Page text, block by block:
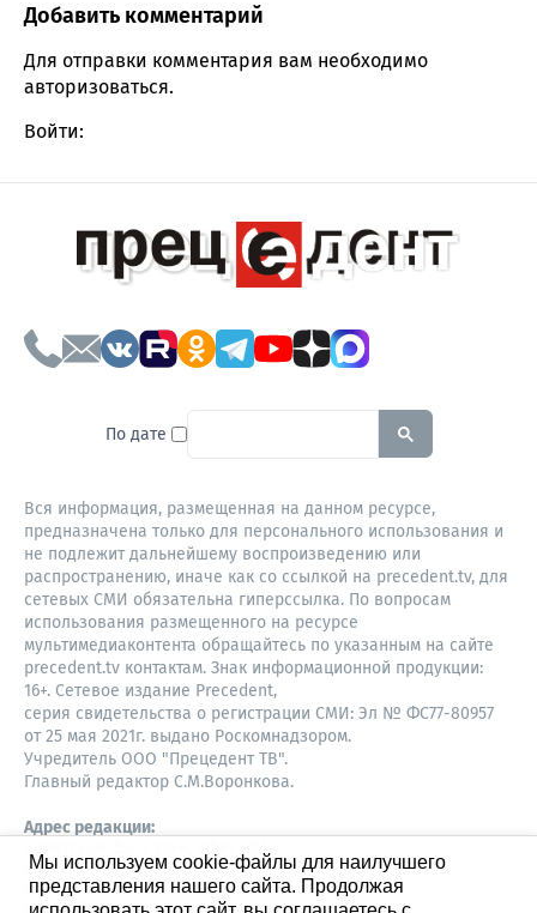
Comment section
Добавить комментарий
Для отправки комментария вам необходимо
авторизоваться.
Войти:
По дате To search this site, enter a
Вся информация, размещенная на данном ресурсе,
предназначена только для персонального использования и
не подлежит дальнейшему воспроизведению или
распространению, иначе как со ссылкой на precedent.tv, для
сетевых СМИ обязательна гиперссылка. По вопросам
использования размещенного на ресурсе
мультимедиаконтента обращайтесь по указанным на сайте
precedent.tv контактам. Знак информационной продукции:
16+. Сетевое издание Precedent,
серия свидетельства о регистрации СМИ: Эл № ФС77-80957
от 25 мая 2021г. выдано Роскомнадзором.
Учредитель ООО "Прецедент ТВ".
Главный редактор С.М.Воронкова.
Адрес редакции:
630087,
Новосибирск
8-960-779-12-96,
Мы используем cookie-файлы для наилучшего
представления нашего сайта. Продолжая